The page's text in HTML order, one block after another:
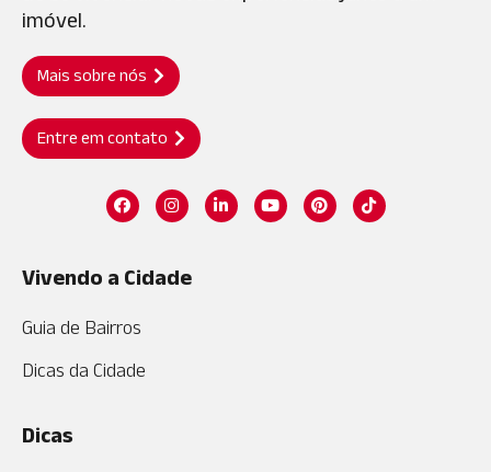
imóvel.
Mais sobre nós
Entre em contato
Vivendo a Cidade
Guia de Bairros
Dicas da Cidade
Dicas